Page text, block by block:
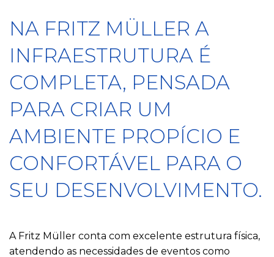
NA FRITZ MÜLLER A
INFRAESTRUTURA É
COMPLETA, PENSADA
PARA CRIAR UM
AMBIENTE PROPÍCIO E
CONFORTÁVEL PARA O
SEU DESENVOLVIMENTO.
A Fritz Müller conta com excelente estrutura física,
atendendo as necessidades de eventos como